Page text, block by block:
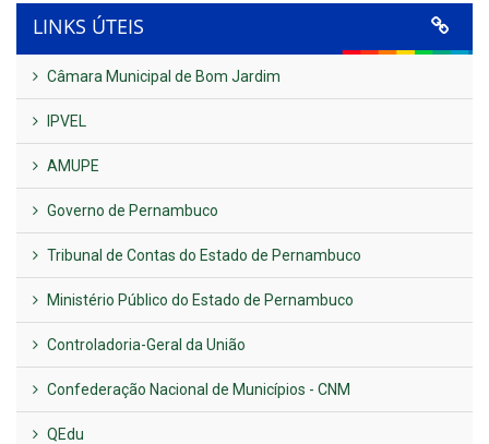
LINKS ÚTEIS
Câmara Municipal de Bom Jardim
IPVEL
AMUPE
Governo de Pernambuco
Tribunal de Contas do Estado de Pernambuco
Ministério Público do Estado de Pernambuco
Controladoria-Geral da União
Confederação Nacional de Municípios - CNM
QEdu